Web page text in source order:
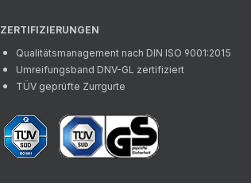
ZERTIFIZIERUNGEN
Qualitätsmanagement nach DIN ISO 9001:2015
Umreifungsband DNV-GL zertifiziert
TÜV geprüfte Zurrgurte